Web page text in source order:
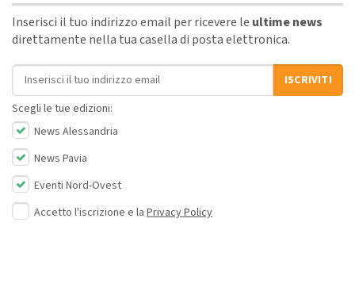
Inserisci il tuo indirizzo email per ricevere le ultime news
direttamente nella tua casella di posta elettronica.
Indirizzo email
ISCRIVITI
Scegli le tue edizioni:
News Alessandria
News Pavia
Eventi Nord-Ovest
Accetto l'iscrizione e la Privacy Policy